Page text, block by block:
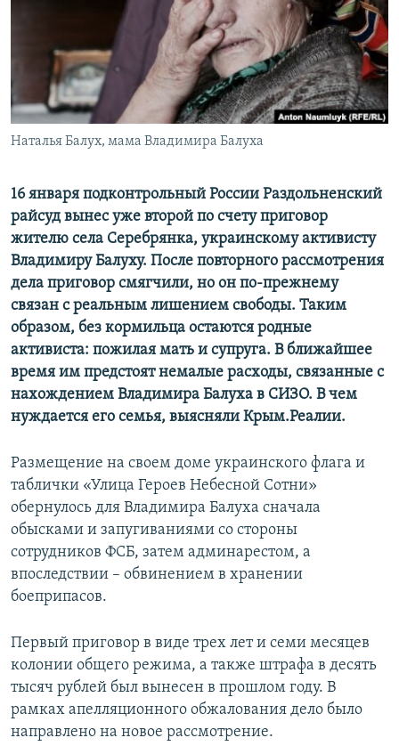
ПОБЕДИТЕЛЕЙ НЕ СУДЯТ?
КРЫМ.НЕПОКОРЕННЫЙ
ELIFBE
УКРАИНСКАЯ ПРОБЛЕМА КРЫМА
ПРИСОЕДИНЯЙТЕСЬ!
Все сайты RFE/RL
Наталья Балух, мама Владимира Балуха
16 января подконтрольный России Раздольненский
райсуд вынес уже второй по счету приговор
жителю села Серебрянка, украинскому активисту
Владимиру Балуху. После повторного рассмотрения
дела приговор смягчили, но он по-прежнему
связан с реальным лишением свободы. Таким
образом, без кормильца остаются родные
активиста: пожилая мать и супруга. В ближайшее
время им предстоят немалые расходы, связанные с
нахождением Владимира Балуха в СИЗО. В чем
нуждается его семья, выясняли Крым.Реалии.
Размещение на своем доме украинского флага и
таблички «Улица Героев Небесной Сотни»
обернулось для Владимира Балуха сначала
обысками и запугиваниями со стороны
сотрудников ФСБ, затем админарестом, а
впоследствии – обвинением в хранении
боеприпасов.
Первый приговор в виде трех лет и семи месяцев
колонии общего режима, а также штрафа в десять
тысяч рублей был вынесен в прошлом году. В
рамках апелляционного обжалования дело было
направлено на новое рассмотрение.